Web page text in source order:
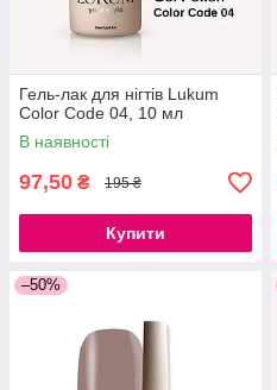
Гель-лак для нігтів Lukum
Color Code 04, 10 мл
В наявності
97,50 ₴ 195 ₴
Купити
–50%